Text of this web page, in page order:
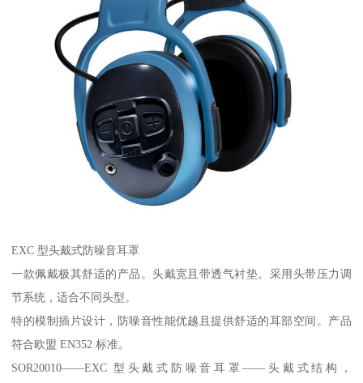
EXC 型头戴式防噪音耳罩
一款佩戴极其舒适的产品。头戴宽且带透气衬垫。采用头带压力调
节系统，适合不同头型。
特的模制插片设计，防噪音性能优越且提供舒适的耳部空间。产品
符合欧盟 EN352 标准。
SOR20010——EXC 型头戴式防噪音耳罩——头戴式结构，